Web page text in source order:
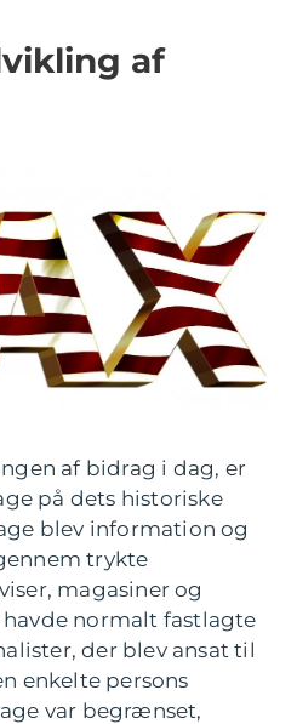
af
af bidrag i dag, er
på dets historiske
blev information og
trykte
magasiner og
normalt fastlagte
der blev ansat til
enkelte persons
var begrænset,